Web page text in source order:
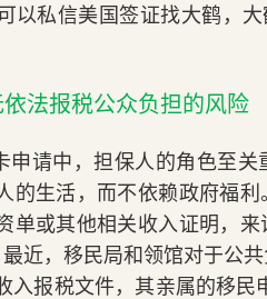
以私信美国签证找大鹤，
法报税公众负担的风险
申请中，担保人的角色至
的生活，而不依赖政府福
单或其他相关收入证明，
近，移民局和领馆对于公
入报税文件，其亲属的移民